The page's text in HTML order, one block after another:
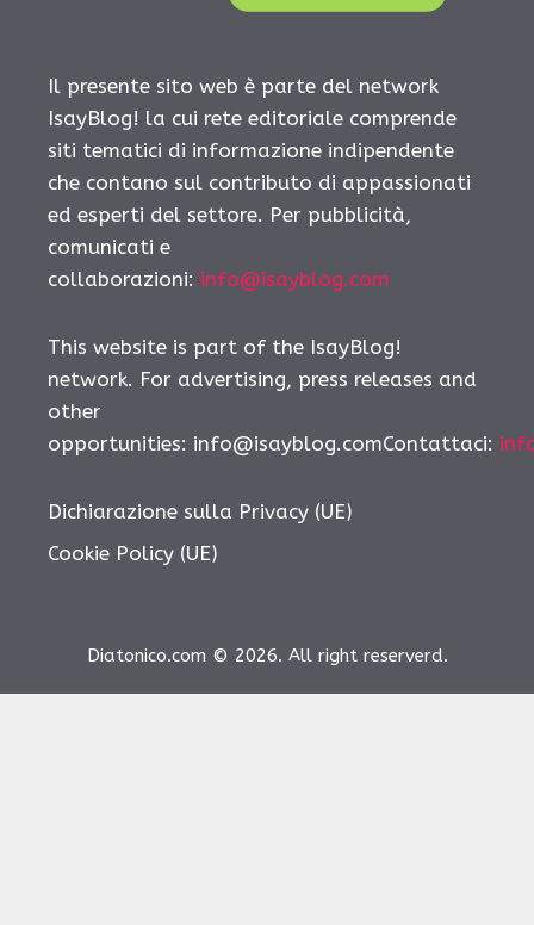
Il presente sito web è parte del network
IsayBlog! la cui rete editoriale comprende
siti tematici di informazione indipendente
che contano sul contributo di appassionati
ed esperti del settore. Per pubblicità,
comunicati e
collaborazioni: info@isayblog.com
This website is part of the IsayBlog!
network. For advertising, press releases and
other
opportunities: info@isayblog.comContattaci:
Dichiarazione sulla Privacy (UE)
Cookie Policy (UE)
Diatonico.com © 2026. All right reserverd.